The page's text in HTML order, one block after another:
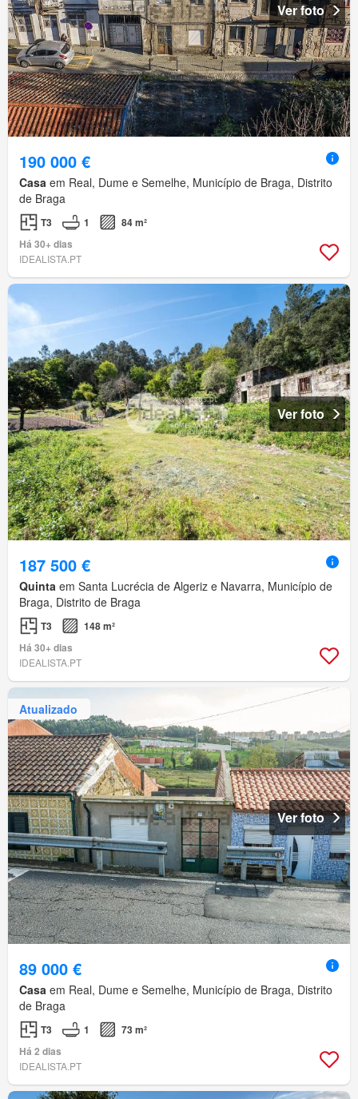
Ver foto
190 000 €
Casa em Real, Dume e Semelhe, Município de Braga, Distrito
de Braga
T3 1
84 m²
Há 30+ dias
IDEALISTA.PT
Ver foto
187 500 €
Quinta em Santa Lucrécia de Algeriz e Navarra, Município de
Braga, Distrito de Braga
T3
148 m²
Há 30+ dias
IDEALISTA.PT
Atualizado
Ver foto
89 000 €
Casa em Real, Dume e Semelhe, Município de Braga, Distrito
de Braga
T3 1
73 m²
Há 2 dias
IDEALISTA.PT